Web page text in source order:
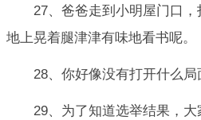
27、爸爸走到小明屋门口
地上晃着腿津津有味地看书呢。
28、你好像没有打开什么局
29、为了知道选举结果，